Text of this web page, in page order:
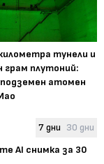
тунели и
грам плутоний:
атомен
7 дни 30 дни
AI снимка за 30